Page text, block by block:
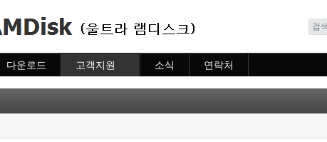
다운로드 고객지원
질문하기
소식 연락처